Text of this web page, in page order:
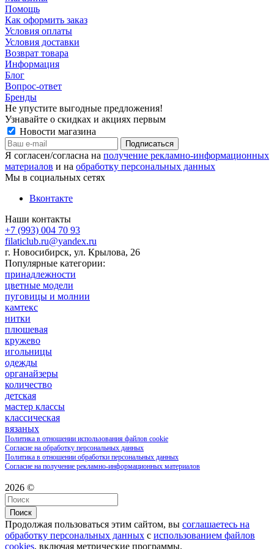
Помощь
Как оформить заказ
Условия оплаты
Условия доставки
Возврат товара
Информация
Блог
Вопрос-ответ
Бренды
Не упустите выгодные предложения!
Узнавайте о скидках и акциях первым
Новости магазина
Я согласен/согласна на получение рекламно-информационных
материалов и на обработку персональных данных
Мы в социальных сетях
Вконтакте
Наши контакты
+7 (993) 004 70 93
filaticlub.ru@yandex.ru
г. Новосибирск, ул. Крылова, 26
Популярные категории:
принадлежности
цветные модели
пуговицы и молнии
камтекс
нитки
плюшевая
кружево
игольницы
одежды
органайзеры
количество
детская
мастер классы
классическая
вязаных
Политика в отношении использования файлов cookie
Согласие на обработку персональных данных
Политика в отношении обработки персональных данных
Согласие на получение рекламно-информационных материалов
2026 ©
Поиск
Продолжая пользоваться этим сайтом, вы соглашаетесь на
обработку персональных данных с использованием файлов
cookies, включая метрические программы.